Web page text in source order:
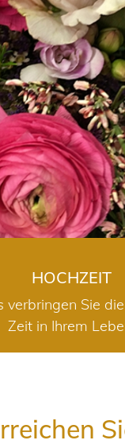
HOCHZEIT
HOCHZEIT
verbringen Sie
Zeit in Ihrem